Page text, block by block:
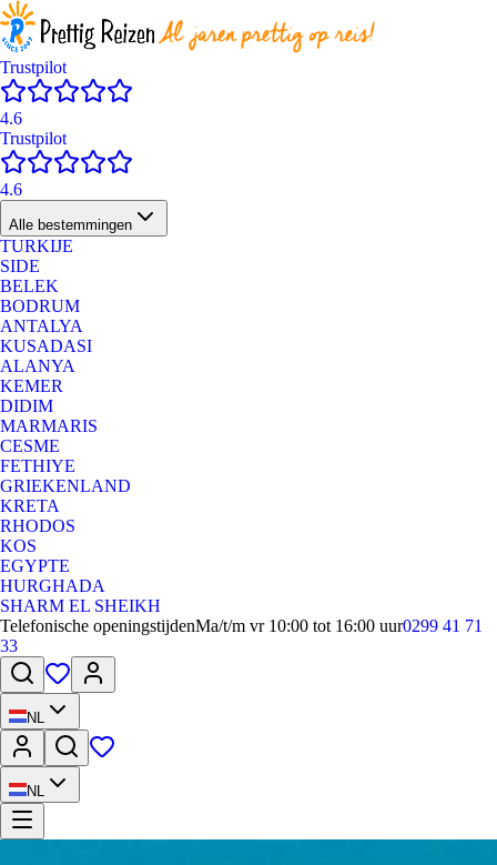
Trustpilot
4.6
Trustpilot
4.6
Alle bestemmingen
TURKIJE
SIDE
BELEK
BODRUM
ANTALYA
KUSADASI
ALANYA
KEMER
DIDIM
MARMARIS
CESME
FETHIYE
GRIEKENLAND
KRETA
RHODOS
KOS
EGYPTE
HURGHADA
SHARM EL SHEIKH
Telefonische openingstijdenMa/t/m vr 10:00 tot 16:00 uur0299 41 71
33
NL
NL